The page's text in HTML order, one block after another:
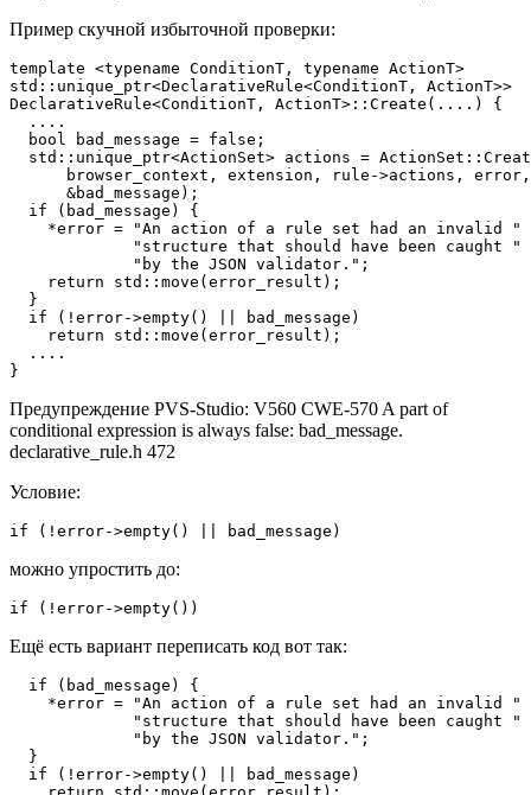
Пример скучной избыточной проверки:
template <typename ConditionT, typename ActionT>
std::unique_ptr<DeclarativeRule<ConditionT, ActionT>>
DeclarativeRule<ConditionT, ActionT>::Create(....) {
  ....
bool bad_message = false;
std::unique_ptr<ActionSet> actions =
      browser_context, extension, rule->actions, error,
&bad_message);
if (bad_message) {
    *error = "An action of a rule set had an invalid "
             "structure that should have been caught "
             "by the JSON validator.";
    return std::move(error_result);
  }
if (!error->empty() || bad_message)
    return std::move(error_result);
  ....
}
Предупреждение PVS-Studio: V560 CWE-570 A part of
conditional expression is always false: bad_message.
declarative_rule.h 472
Условие:
if (!error->empty() || bad_message)
можно упростить до:
if (!error->empty())
Ещё есть вариант переписать код вот так:
  if (bad_message) {
    *error = "An action of a rule set had an invalid "
             "structure that should have been caught "
             "by the JSON validator.";
  }
  if (!error->empty() || bad_message)